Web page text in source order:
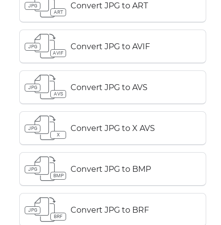
JPG
ART
Convert JPG to ART
JPG
AVIF
Convert JPG to AVIF
JPG
AVS
Convert JPG to AVS
JPG
X
Convert JPG to X AVS
JPG
BMP
Convert JPG to BMP
JPG
BRF
Convert JPG to BRF